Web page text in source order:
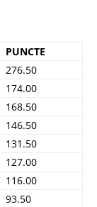
PUNCTE
276.50
174.00
168.50
146.50
131.50
127.00
116.00
93.50